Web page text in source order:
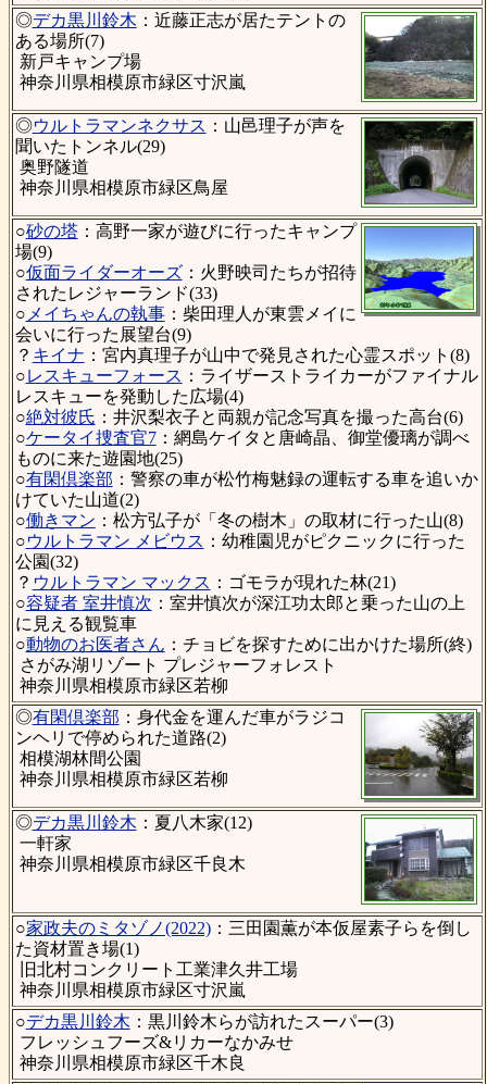
◎デカ黒川鈴木 ：近藤正志が居たテントの
ある場所(7)
新戸キャンプ場
神奈川県相模原市緑区寸沢嵐
◎ウルトラマンネクサス ：山邑理子が声を
聞いたトンネル(29)
奥野隧道
神奈川県相模原市緑区鳥屋
○砂の塔：高野一家が遊びに行ったキャンプ
場(9)
○仮面ライダーオーズ：火野映司たちが招待
されたレジャーランド(33)
○ メイちゃんの執事：柴田理人が東雲メイに
会いに行った展望台(9)
？ キイナ ：宮内真理子が山中で発見された心霊スポット(8)
○レスキューフォース ：ライザーストライカーがファイナル
レスキューを発動した広場(4)
○絶対彼氏 ：井沢梨衣子と両親が記念写真を撮った高台(6)
○ケータイ捜査官7：網島ケイタと唐崎晶、御堂優璃が調べ
ものに来た遊園地(25)
○有閑倶楽部 ：警察の車が松竹梅魅録の運転する車を追いか
けていた山道(2)
○働きマン ：松方弘子が「冬の樹木」の取材に行った山(8)
○ウルトラマン メビウス ：幼稚園児がピクニックに行った
公園(32)
？ ウルトラマン マックス ：ゴモラが現れた林(21)
○容疑者 室井慎次 ：室井慎次が深江功太郎と乗った山の上
に見える観覧車
○動物のお医者さん ：チョビを探すために出かけた場所(終)
さがみ湖リゾート プレジャーフォレスト
神奈川県相模原市緑区若柳
◎有閑倶楽部 ：身代金を運んだ車がラジコ
ンヘリで停められた道路(2)
相模湖林間公園
神奈川県相模原市緑区若柳
◎デカ黒川鈴木 ：夏八木家(12)
一軒家
神奈川県相模原市緑区千良木
○家政夫のミタゾノ(2022)：三田園薫が本仮屋素子らを倒し
た資材置き場(1)
旧北村コンクリート工業津久井工場
神奈川県相模原市緑区寸沢嵐
○デカ黒川鈴木 ：黒川鈴木らが訪れたスーパー(3)
フレッシュフーズ&リカーなかみせ
神奈川県相模原市緑区千木良